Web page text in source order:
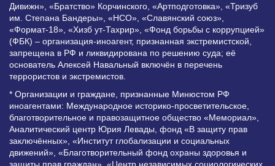
Дивижн», «Братство» Корчинского, «Артподготовка», «Тризуб
им. Степана Бандеры», «НСО», «Славянский союз»,
«Формат-18», «Хизб ут-Тахрир», «Фонд борьбы с коррупцией»
(ФБК) – организация-иноагент, признанная экстремистской,
запрещена в РФ и ликвидирована по решению суда; её
основатель Алексей Навальный включён в перечень
террористов и экстремистов.
* Организации и граждане, признанные Минюстом РФ
иноагентами: Международное историко-просветительское,
благотворительное и правозащитное общество «Мемориал»,
Аналитический центр Юрия Левады, фонд «В защиту прав
заключённых», «Институт глобализации и социальных
движений», «Благотворительный фонд охраны здоровья и
защиты прав граждан», «Центр независимых социологических